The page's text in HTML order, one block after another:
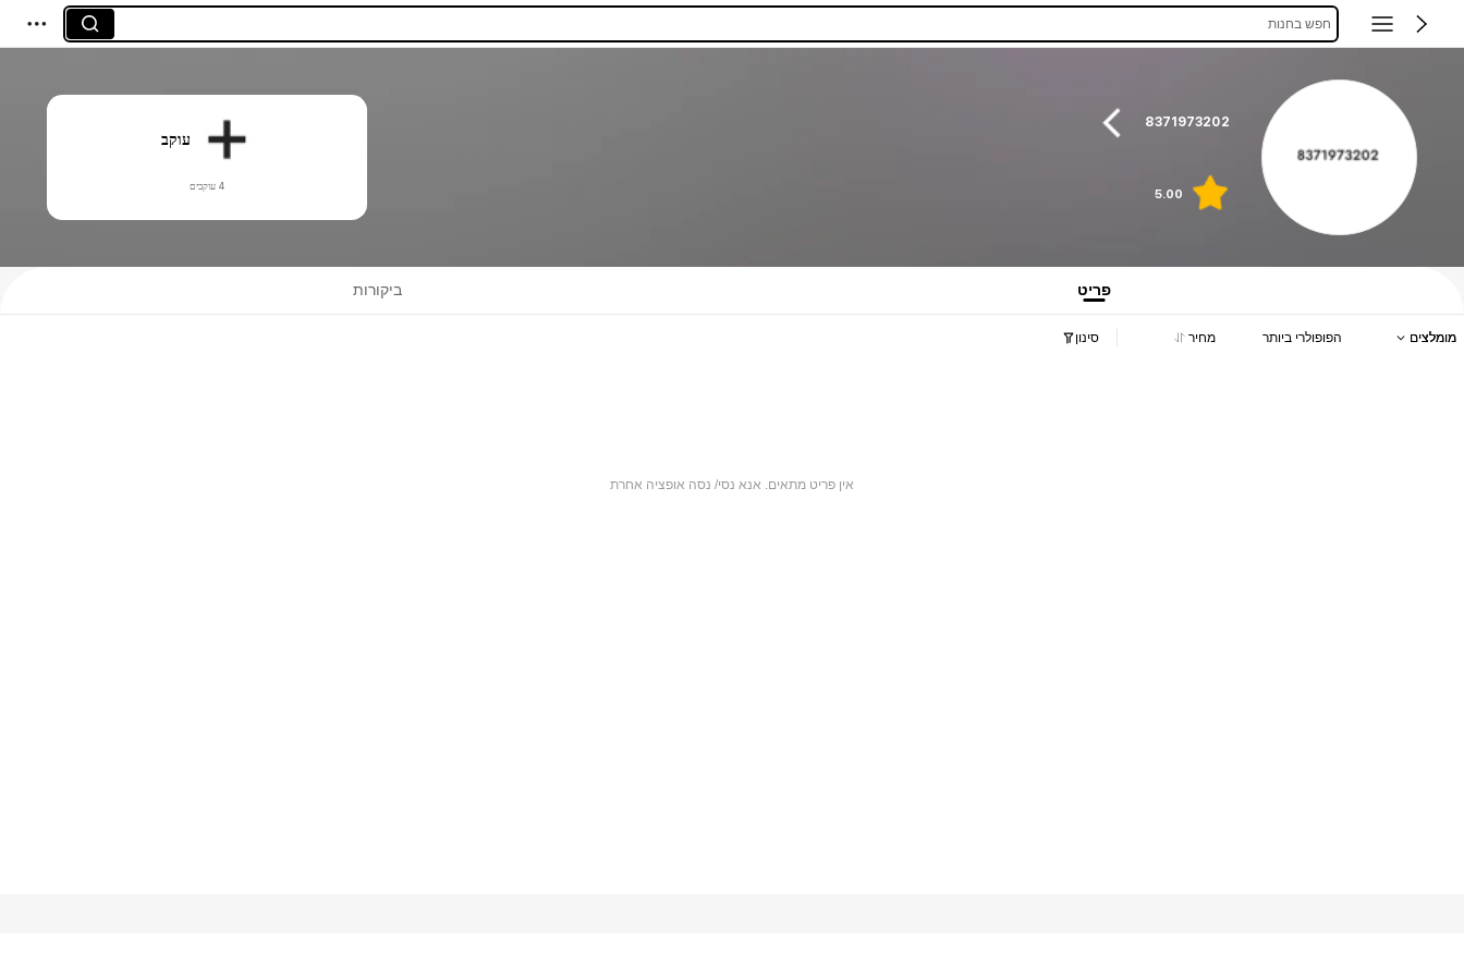
חפש בחנות
8371973202
5.00
עוקב
4 עוקבים
פריט ביקורות
מומלצים הפופולרי ביותר מחיר סינון
אין פריט מתאים. אנא נסי/ נסה אופציה אחרת